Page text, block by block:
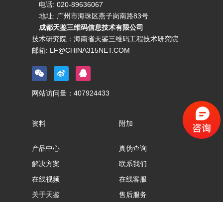
电话: 020-89636067
地址: 广州市海珠区燕子岗南路83号
成都天鉴三维码信息技术有限公司
技术研究院：海南省天鉴三维码工程技术研究院
邮箱: LF@CHINA315NET.COM
网站访问量： 407924433
资料
产品中心
解决方案
在线视频
关于天鉴
附加
真伪查询
联系我们
在线客服
售后服务